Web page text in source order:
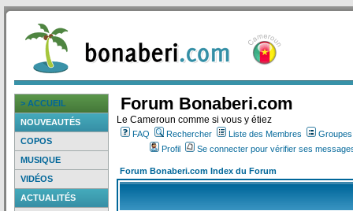
> ACCUEIL
NOUVEAUTÉS
COPOS
MUSIQUE
VIDÉOS
ACTUALITÉS
Forum Bonaberi.com
Le Cameroun comme si vous y étiez
FAQ Rechercher Liste des Membres
Profil
Se connecter pour vérifier ses
Forum Bonaberi.com Index du Forum